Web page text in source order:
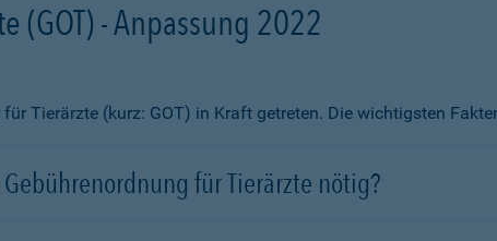
(GOT) - Anpassung 2022
Tierärzte (kurz: GOT) in Kraft getreten. Die wichtigsten
für Tierärzte nötig?